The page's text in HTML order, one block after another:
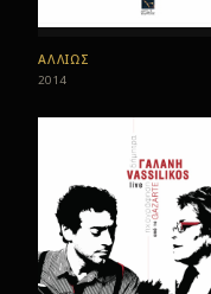
ΑΛΛΙΩΣ
2014